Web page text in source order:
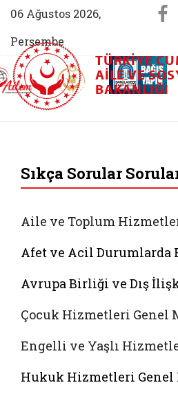
06 Ağustos 2026,
Perşembe
Aile (yeni sekmede açılır)
AİLEM İletişim Merkezi (yeni
Aile ve Nüfus On Yılı
TÜRKIYE
AILE VE
BAKANLIĞI
Sıkça Sorular
Aile ve Toplum
Afet ve Acil Durumlarda
Avrupa Birliği ve Dış
Çocuk Hizmetleri Genel
Engelli ve Yaşlı
Hukuk Hizmetleri